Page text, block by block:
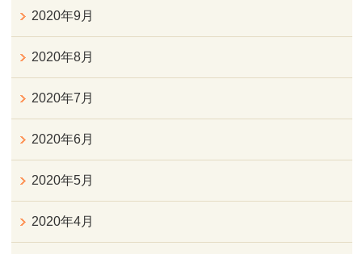
2020年9月
2020年8月
2020年7月
2020年6月
2020年5月
2020年4月